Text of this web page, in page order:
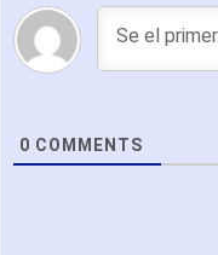
0 COMMENTS